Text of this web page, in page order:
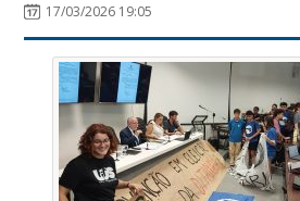
17/03/2026 19:05